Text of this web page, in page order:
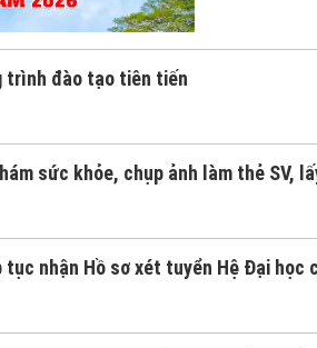
trình đào tạo tiên tiến
sức khỏe, chụp ảnh làm thẻ SV,
tục nhận Hồ sơ xét tuyển Hệ Đại học